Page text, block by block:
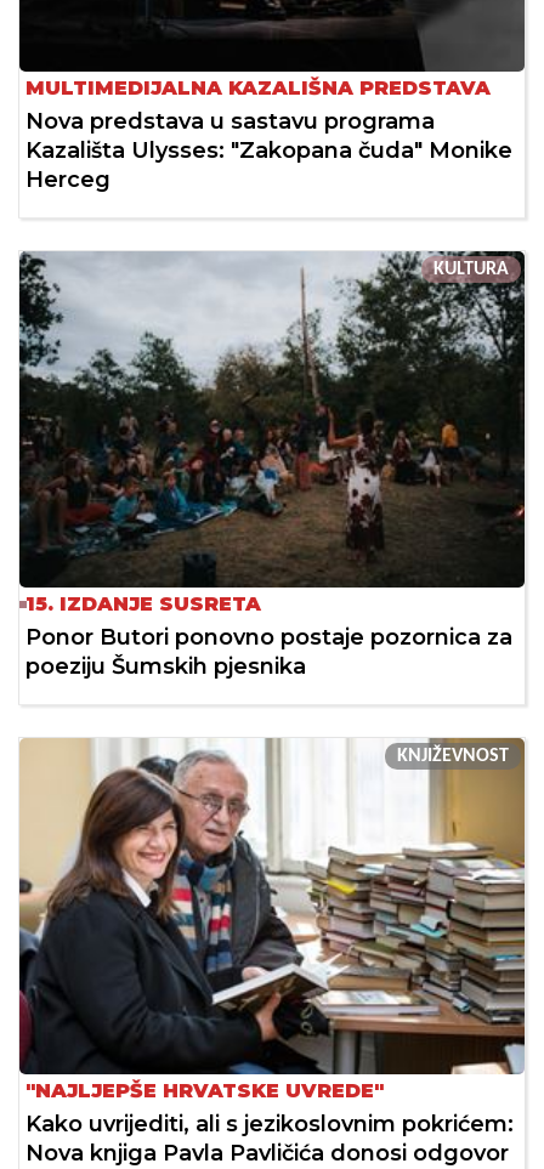
MULTIMEDIJALNA KAZALIŠNA PREDSTAVA
Nova predstava u sastavu programa
Kazališta Ulysses: "Zakopana čuda" Monike
Herceg
KULTURA
15. IZDANJE SUSRETA
Ponor Butori ponovno postaje pozornica za
poeziju Šumskih pjesnika
KNJIŽEVNOST
"NAJLJEPŠE HRVATSKE UVREDE"
Kako uvrijediti, ali s jezikoslovnim pokrićem:
Nova knjiga Pavla Pavličića donosi odgovor